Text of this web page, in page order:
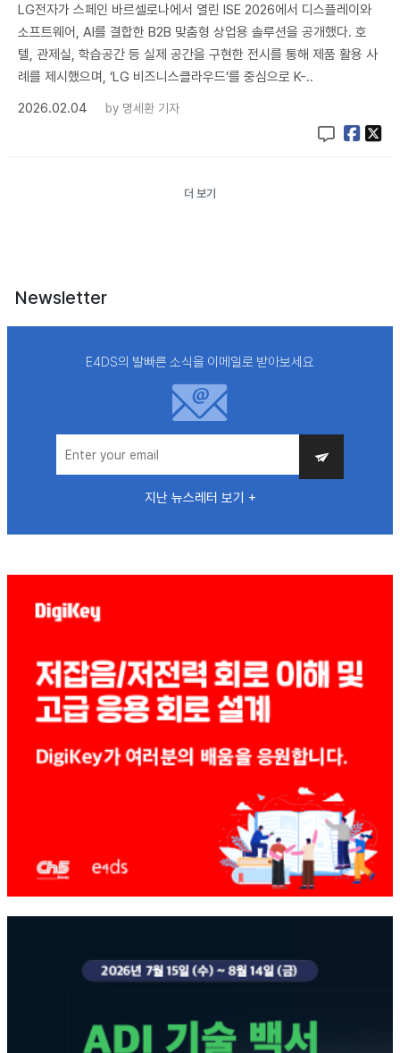
LG전자가 스페인 바르셀로나에서 열린 ISE 2026에서 디스플레이와
소프트웨어, AI를 결합한 B2B 맞춤형 상업용 솔루션을 공개했다. 호
텔, 관제실, 학습공간 등 실제 공간을 구현한 전시를 통해 제품 활용 사
례를 제시했으며, ‘LG 비즈니스클라우드’를 중심으로 K-..
2026.02.04
by 명세환 기자
더 보기
Newsletter
E4DS의 발빠른 소식을 이메일로 받아보세요
지난 뉴스레터 보기 +